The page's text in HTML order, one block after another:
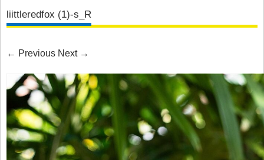
liittleredfox (1)-s_R
← Previous Next →